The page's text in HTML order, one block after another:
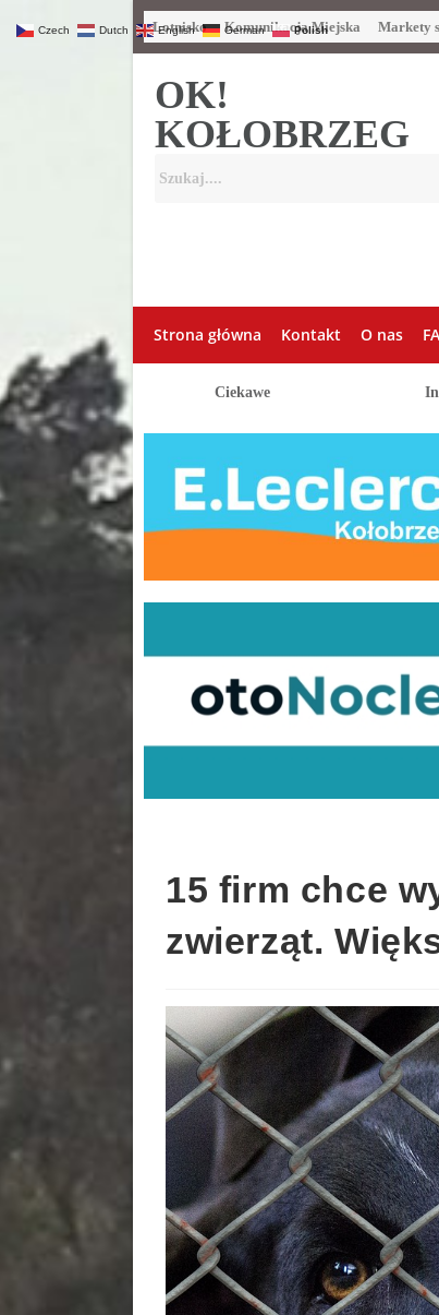
Lotnisko Komunikacja Miejska Markety
OK!
KOŁOBRZEG
Strona główna Kontakt O nas
Ciekawe
15 firm chce
zwierząt.
Czech Dutch English German Polish